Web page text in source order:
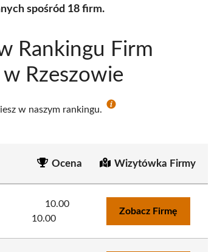
spośród 18 firm.
Rankingu Firm
Rzeszowie
w naszym rankingu.
Ocena Wizytówka Firmy
10.00
10.00
Zobacz Firmę